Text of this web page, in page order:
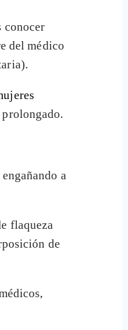
conocer
del médico
a
flaqueza
de